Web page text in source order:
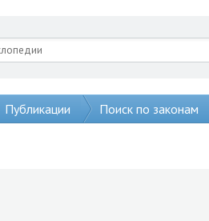
Публикации Поиск по законам